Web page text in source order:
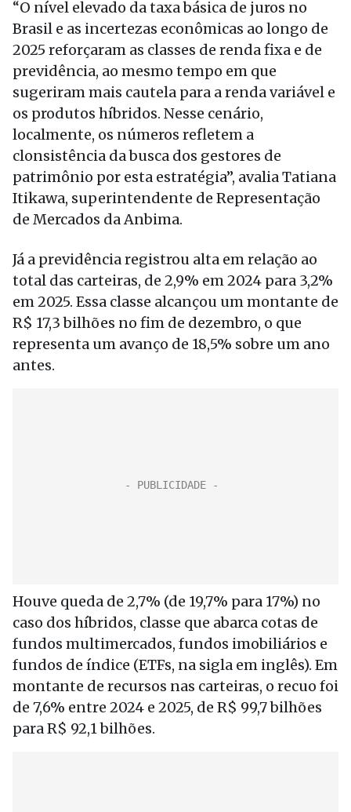
“O nível elevado da taxa básica de juros no
Brasil e as incertezas econômicas ao longo de
2025 reforçaram as classes de renda fixa e de
previdência, ao mesmo tempo em que
sugeriram mais cautela para a renda variável e
os produtos híbridos. Nesse cenário,
localmente, os números refletem a
clonsistência da busca dos gestores de
patrimônio por esta estratégia”, avalia Tatiana
Itikawa, superintendente de Representação
de Mercados da Anbima.
Já a previdência registrou alta em relação ao
total das carteiras, de 2,9% em 2024 para 3,2%
em 2025. Essa classe alcançou um montante de
R$ 17,3 bilhões no fim de dezembro, o que
representa um avanço de 18,5% sobre um ano
antes.
Houve queda de 2,7% (de 19,7% para 17%) no
caso dos híbridos, classe que abarca cotas de
fundos multimercados, fundos imobiliários e
fundos de índice (ETFs, na sigla em inglês). Em
montante de recursos nas carteiras, o recuo foi
de 7,6% entre 2024 e 2025, de R$ 99,7 bilhões
para R$ 92,1 bilhões.